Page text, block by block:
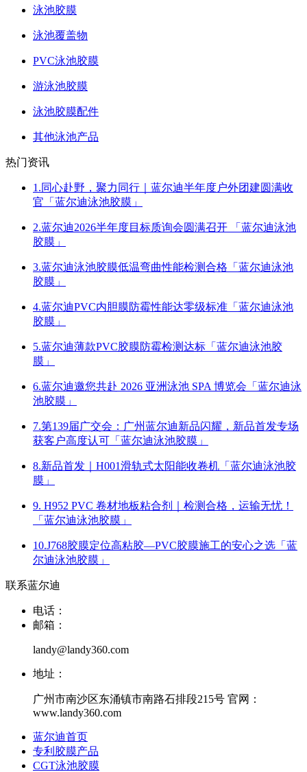
泳池胶膜
泳池覆盖物
PVC泳池胶膜
游泳池胶膜
泳池胶膜配件
其他泳池产品
热门资讯
1.同心赴野，聚力同行｜蓝尔迪半年度户外团建圆满收
官「蓝尔迪泳池胶膜」
2.蓝尔迪2026半年度目标质询会圆满召开 「蓝尔迪泳池
胶膜」
3.蓝尔迪泳池胶膜低温弯曲性能检测合格「蓝尔迪泳池
胶膜」
4.蓝尔迪PVC内胆膜防霉性能达零级标准「蓝尔迪泳池
胶膜」
5.蓝尔迪薄款PVC胶膜防霉检测达标「蓝尔迪泳池胶
膜」
6.蓝尔迪邀您共赴 2026 亚洲泳池 SPA 博览会「蓝尔迪泳
池胶膜」
7.第139届广交会：广州蓝尔迪新品闪耀，新品首发专场
获客户高度认可「蓝尔迪泳池胶膜」
8.新品首发｜H001滑轨式太阳能收卷机「蓝尔迪泳池胶
膜」
9. H952 PVC 卷材地板粘合剂｜检测合格，运输无忧！
「蓝尔迪泳池胶膜」
10.J768胶膜定位高粘胶—PVC胶膜施工的安心之选「蓝
尔迪泳池胶膜」
联系蓝尔迪
电话：
邮箱：
landy@landy360.com
地址：
广州市南沙区东涌镇市南路石排段215号 官网：
www.landy360.com
蓝尔迪首页
专利胶膜产品
CGT泳池胶膜